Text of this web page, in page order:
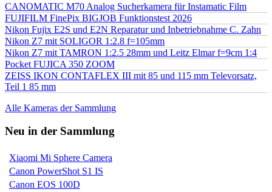
CANOMATIC M70 Analog Sucherkamera für Instamatic Film
FUJIFILM FinePix BIGJOB Funktionstest 2026
Nikon Fujix E2S und E2N Reparatur und Inbetriebnahme C. Zahn
Nikon Z7 mit SOLIGOR 1:2.8 f=105mm
Nikon Z7 mit TAMRON 1:2.5 28mm und Leitz Elmar f=9cm 1:4
Pocket FUJICA 350 ZOOM
ZEISS IKON CONTAFLEX III mit 85 und 115 mm Televorsatz,
Teil 1 85 mm
Alle Kameras der Sammlung
Neu in der Sammlung
Xiaomi Mi Sphere Camera
Canon PowerShot S1 IS
Canon EOS 100D